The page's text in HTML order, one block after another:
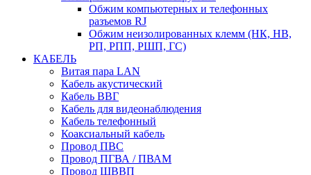
Обжим компьютерных и телефонных
разъемов RJ
Обжим неизолированных клемм (НК, НВ,
РП, РПП, РШП, ГС)
КАБЕЛЬ
Витая пара LAN
Кабель акустический
Кабель ВВГ
Кабель для видеонаблюдения
Кабель телефонный
Коаксиальный кабель
Провод ПВС
Провод ПГВА / ПВАМ
Провод ШВВП